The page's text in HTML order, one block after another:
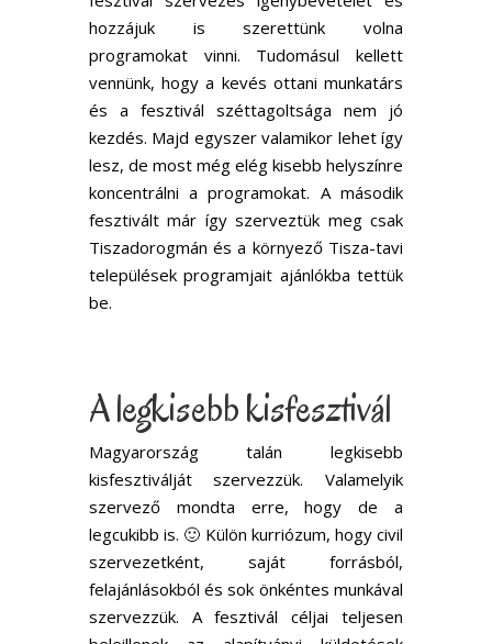
hozzájuk is szerettünk volna
programokat vinni. Tudomásul kellett
vennünk, hogy a kevés ottani munkatárs
és a fesztivál széttagoltsága nem jó
kezdés. Majd egyszer valamikor lehet így
lesz, de most még elég kisebb helyszínre
koncentrálni a programokat. A második
fesztivált már így szerveztük meg csak
Tiszadorogmán és a környező Tisza-tavi
települések programjait ajánlókba tettük
be.
A legkisebb kisfesztivál
Magyarország talán legkisebb
kisfesztiválját szervezzük. Valamelyik
szervező mondta erre, hogy de a
legcukibb is. 🙂 Külön kurriózum, hogy civil
szervezetként, saját forrásból,
felajánlásokból és sok önkéntes munkával
szervezzük. A fesztivál céljai teljesen